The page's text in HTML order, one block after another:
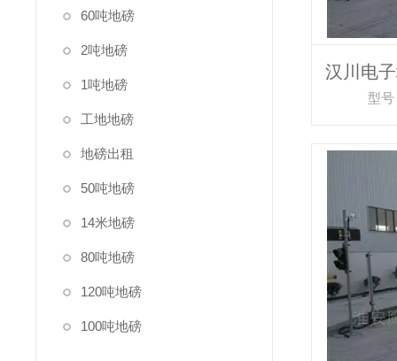
60吨地磅
2吨地磅
1吨地磅
工地地磅
地磅出租
50吨地磅
14米地磅
80吨地磅
120吨地磅
100吨地磅
型号